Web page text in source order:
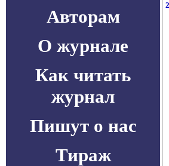
Авторам
О журнале
Как читать
журнал
Пишут о нас
Тираж